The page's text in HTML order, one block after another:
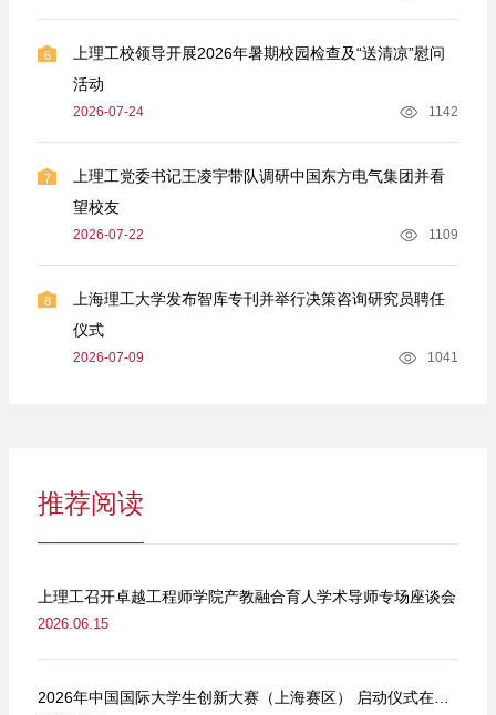
6
上理工校领导开展2026年暑期校园检查及“送清凉”慰问
活动
2026-07-24 1142
7
上理工党委书记王凌宇带队调研中国东方电气集团并看
望校友
2026-07-22 1109
8
上海理工大学发布智库专刊并举行决策咨询研究员聘任
仪式
2026-07-09 1041
推荐阅读
上理工召开卓越工程师学院产教融合育人学术导师专场座谈会
2026.06.15
2026年中国国际大学生创新大赛（上海赛区） 启动仪式在我校举行